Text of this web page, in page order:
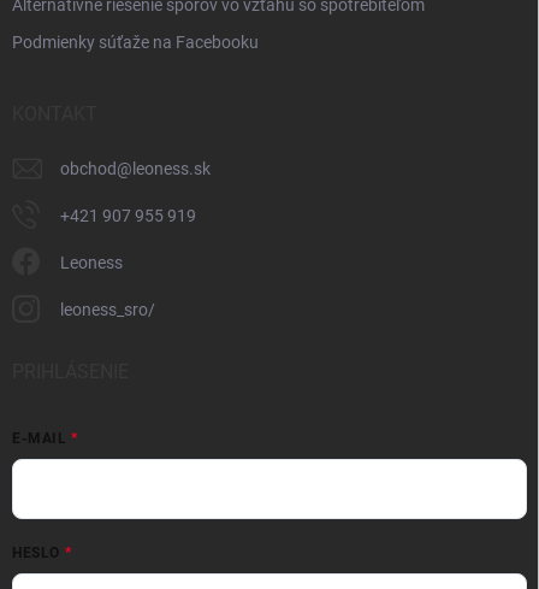
Alternatívne riešenie sporov vo vzťahu so spotrebiteľom
Podmienky súťaže na Facebooku
obchod@ leoness.sk
+421 907 955 919
Leoness
leoness_sro/
E-MAIL
HESLO